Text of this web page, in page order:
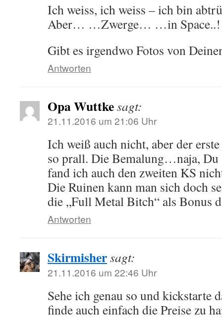
Ich weiss, ich weiss – ich bin
Aber… …Zwerge… …in Space..!
Gibt es irgendwo Fotos von
Antworten
Opa Wuttkesagt:
21.11.2016 um 21:06 Uhr
Ich weiß auch nicht, aber der
so prall. Die Bemalung…naja, Du
fand ich auch den zweiten KS
Die Ruinen kann man sich doch
die „Full Metal Bitch“ als Bonus
Antworten
Skirmishersagt:
21.11.2016 um 22:46 Uhr
Sehe ich genau so und kickstarte
finde auch einfach die Preise zu